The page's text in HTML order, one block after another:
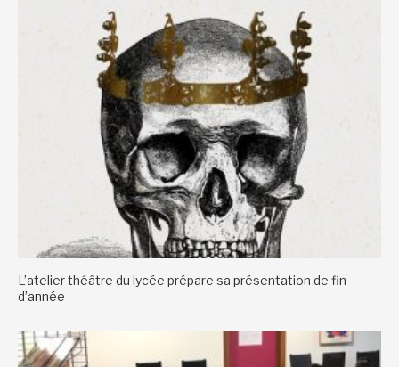
L’atelier théâtre du lycée prépare sa présentation de fin
d’année